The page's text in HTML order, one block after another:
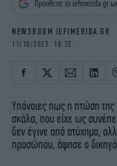
iBOOKS
MEDIA
NEWSLETTER
Πρόσθεσε το iefimerida.gr
NEWSROOM IEFIMERIDA.GR
11/10/2023 18:32
Υπόνοιες πως η πτώση της
σκάλα, που είχε ως
δεν έγινε από ατύχημα,
προσώπου, άφησε ο